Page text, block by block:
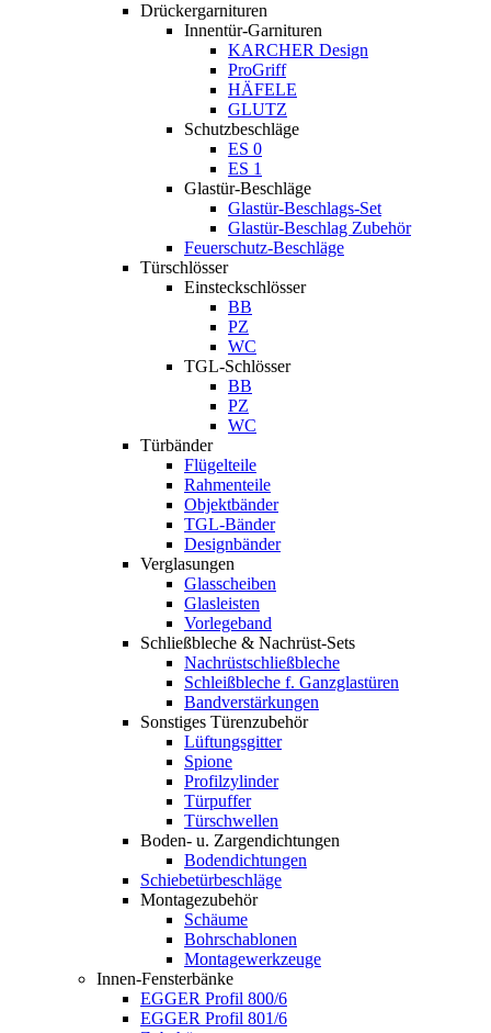
Drückergarnituren
Innentür-Garnituren
KARCHER Design
ProGriff
HÄFELE
GLUTZ
Schutzbeschläge
ES 0
ES 1
Glastür-Beschläge
Glastür-Beschlags-Set
Glastür-Beschlag Zubehör
Feuerschutz-Beschläge
Türschlösser
Einsteckschlösser
BB
PZ
WC
TGL-Schlösser
BB
PZ
WC
Türbänder
Flügelteile
Rahmenteile
Objektbänder
TGL-Bänder
Designbänder
Verglasungen
Glasscheiben
Glasleisten
Vorlegeband
Schließbleche & Nachrüst-Sets
Nachrüstschließbleche
Schleißbleche f. Ganzglastüren
Bandverstärkungen
Sonstiges Türenzubehör
Lüftungsgitter
Spione
Profilzylinder
Türpuffer
Türschwellen
Boden- u. Zargendichtungen
Bodendichtungen
Schiebetürbeschläge
Montagezubehör
Schäume
Bohrschablonen
Montagewerkzeuge
Innen-Fensterbänke
EGGER Profil 800/6
EGGER Profil 801/6